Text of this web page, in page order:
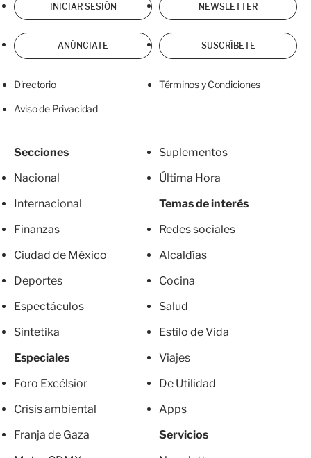
INICIAR SESIÓN NEWSLETTER
ANÚNCIATE SUSCRÍBETE
Directorio Términos y Condiciones
Aviso de Privacidad
Secciones
Nacional
Internacional
Finanzas
Ciudad de México
Deportes
Espectáculos
Sintetika
Especiales
Foro Excélsior
Crisis ambiental
Franja de Gaza
Suplementos
Última Hora
Temas de interés
Redes sociales
Alcaldías
Cocina
Salud
Estilo de Vida
Viajes
De Utilidad
Apps
Servicios